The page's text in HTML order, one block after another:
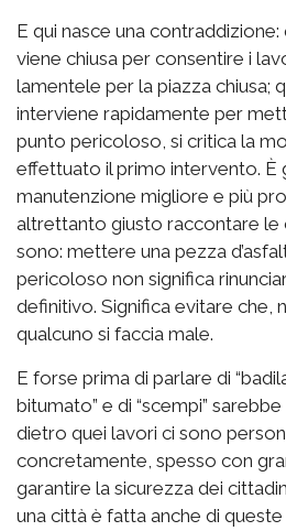
E qui nasce una
viene chiusa per consentire i
lamentele per la piazza chiusa;
interviene rapidamente per
punto pericoloso, si critica la
effettuato il primo intervento. È
manutenzione migliore e più
altrettanto giusto raccontare le
sono: mettere una pezza
pericoloso non significa
definitivo. Significa evitare che,
qualcuno si faccia male.
E forse prima di parlare di
bitumato” e di “scempi”
dietro quei lavori ci sono
concretamente, spesso con
garantire la sicurezza dei
una città è fatta anche di